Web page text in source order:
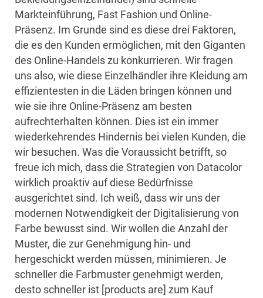
Markteinführung, Fast Fashion und Online-
Präsenz. Im Grunde sind es diese drei Faktoren,
die es den Kunden ermöglichen, mit den Giganten
des Online-Handels zu konkurrieren. Wir fragen
uns also, wie diese Einzelhändler ihre Kleidung am
effizientesten in die Läden bringen können und
wie sie ihre Online-Präsenz am besten
aufrechterhalten können. Dies ist ein immer
wiederkehrendes Hindernis bei vielen Kunden, die
wir besuchen. Was die Voraussicht betrifft, so
freue ich mich, dass die Strategien von Datacolor
wirklich proaktiv auf diese Bedürfnisse
ausgerichtet sind. Ich weiß, dass wir uns der
modernen Notwendigkeit der Digitalisierung von
Farbe bewusst sind. Wir wollen die Anzahl der
Muster, die zur Genehmigung hin- und
hergeschickt werden müssen, minimieren. Je
schneller die Farbmuster genehmigt werden,
desto schneller ist [products are] zum Kauf